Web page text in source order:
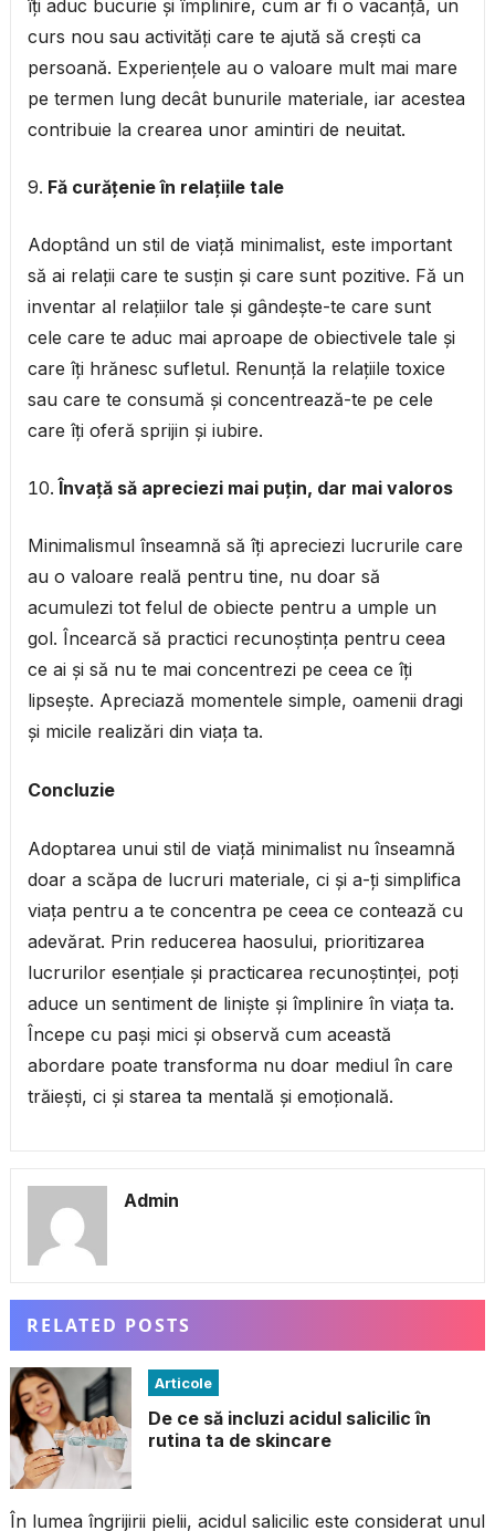
îți aduc bucurie și împlinire, cum ar fi o vacanță, un
curs nou sau activități care te ajută să crești ca
persoană. Experiențele au o valoare mult mai mare
pe termen lung decât bunurile materiale, iar acestea
contribuie la crearea unor amintiri de neuitat.
Fă curățenie în relațiile tale
Adoptând un stil de viață minimalist, este important
să ai relații care te susțin și care sunt pozitive. Fă un
inventar al relațiilor tale și gândește-te care sunt
cele care te aduc mai aproape de obiectivele tale și
care îți hrănesc sufletul. Renunță la relațiile toxice
sau care te consumă și concentrează-te pe cele
care îți oferă sprijin și iubire.
Învață să apreciezi mai puțin, dar mai valoros
Minimalismul înseamnă să îți apreciezi lucrurile care
au o valoare reală pentru tine, nu doar să
acumulezi tot felul de obiecte pentru a umple un
gol. Încearcă să practici recunoștința pentru ceea
ce ai și să nu te mai concentrezi pe ceea ce îți
lipsește. Apreciază momentele simple, oamenii dragi
și micile realizări din viața ta.
Concluzie
Adoptarea unui stil de viață minimalist nu înseamnă
doar a scăpa de lucruri materiale, ci și a-ți simplifica
viața pentru a te concentra pe ceea ce contează cu
adevărat. Prin reducerea haosului, prioritizarea
lucrurilor esențiale și practicarea recunoștinței, poți
aduce un sentiment de liniște și împlinire în viața ta.
Începe cu pași mici și observă cum această
abordare poate transforma nu doar mediul în care
trăiești, ci și starea ta mentală și emoțională.
Admin
RELATED POSTS
Articole
De ce să incluzi acidul salicilic în
rutina ta de skincare
În lumea îngrijirii pielii, acidul salicilic este considerat unul